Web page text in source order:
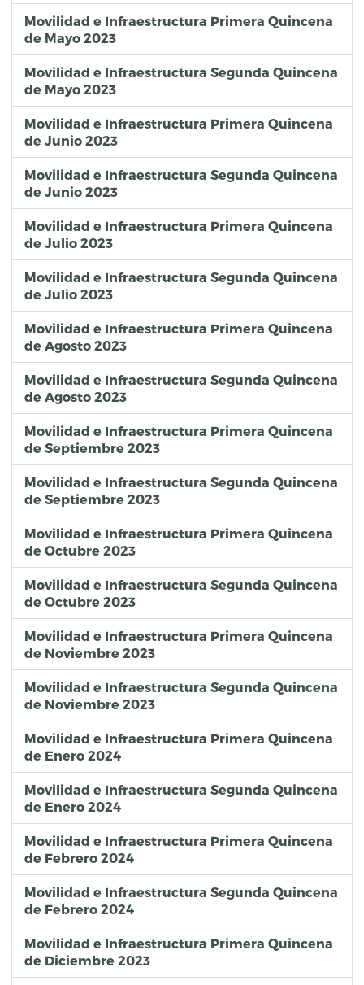
Movilidad e Infraestructura Primera Quincena
de Mayo 2023
Movilidad e Infraestructura Segunda Quincena
de Mayo 2023
Movilidad e Infraestructura Primera Quincena
de Junio 2023
Movilidad e Infraestructura Segunda Quincena
de Junio 2023
Movilidad e Infraestructura Primera Quincena
de Julio 2023
Movilidad e Infraestructura Segunda Quincena
de Julio 2023
Movilidad e Infraestructura Primera Quincena
de Agosto 2023
Movilidad e Infraestructura Segunda Quincena
de Agosto 2023
Movilidad e Infraestructura Primera Quincena
de Septiembre 2023
Movilidad e Infraestructura Segunda Quincena
de Septiembre 2023
Movilidad e Infraestructura Primera Quincena
de Octubre 2023
Movilidad e Infraestructura Segunda Quincena
de Octubre 2023
Movilidad e Infraestructura Primera Quincena
de Noviembre 2023
Movilidad e Infraestructura Segunda Quincena
de Noviembre 2023
Movilidad e Infraestructura Primera Quincena
de Enero 2024
Movilidad e Infraestructura Segunda Quincena
de Enero 2024
Movilidad e Infraestructura Primera Quincena
de Febrero 2024
Movilidad e Infraestructura Segunda Quincena
de Febrero 2024
Movilidad e Infraestructura Primera Quincena
de Diciembre 2023